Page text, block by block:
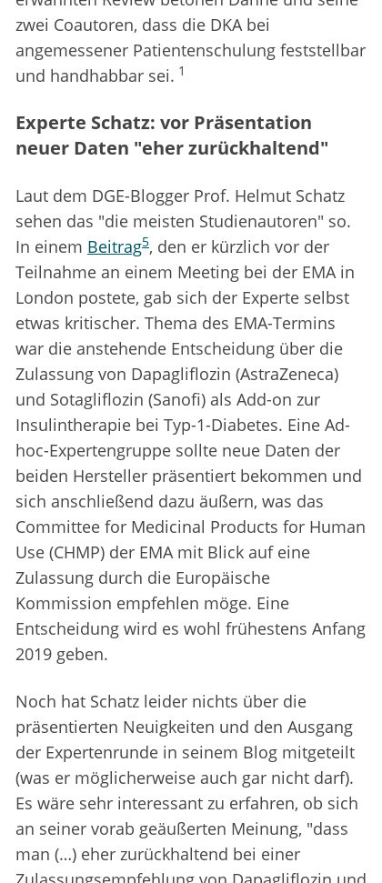
zwei Coautoren, dass die DKA bei
angemessener Patientenschulung feststellbar
und handhabbar sei. 1
Experte Schatz: vor Präsentation
neuer Daten "eher zurückhaltend"
Laut dem DGE-Blogger Prof. Helmut Schatz
sehen das "die meisten Studienautoren" so.
In einem Beitrag5, den er kürzlich vor der
Teilnahme an einem Meeting bei der EMA in
London postete, gab sich der Experte selbst
etwas kritischer. Thema des EMA-Termins
war die anstehende Entscheidung über die
Zulassung von Dapagliflozin (AstraZeneca)
und Sotagliflozin (Sanofi) als Add-on zur
Insulintherapie bei Typ-1-Diabetes. Eine Ad-
hoc-Expertengruppe sollte neue Daten der
beiden Hersteller präsentiert bekommen und
sich anschließend dazu äußern, was das
Committee for Medicinal Products for Human
Use (CHMP) der EMA mit Blick auf eine
Zulassung durch die Europäische
Kommission empfehlen möge. Eine
Entscheidung wird es wohl frühestens Anfang
2019 geben.
Noch hat Schatz leider nichts über die
präsentierten Neuigkeiten und den Ausgang
der Expertenrunde in seinem Blog mitgeteilt
(was er möglicherweise auch gar nicht darf).
Es wäre sehr interessant zu erfahren, ob sich
an seiner vorab geäußerten Meinung, "dass
man (…) eher zurückhaltend bei einer